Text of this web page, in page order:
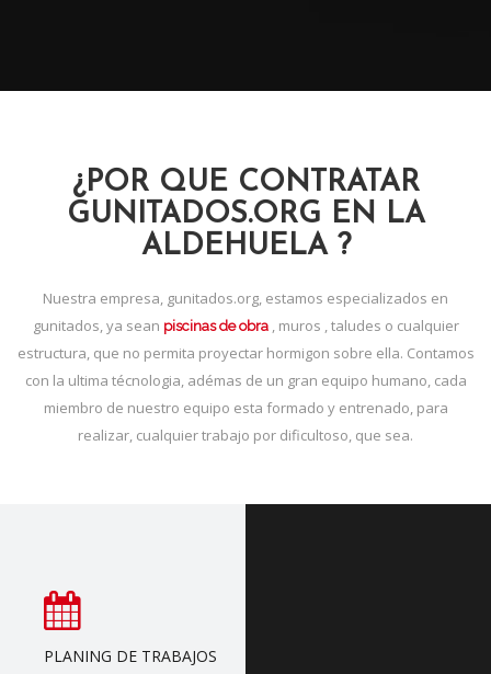
¿POR QUE CONTRATAR
GUNITADOS.ORG EN LA
ALDEHUELA ?
Nuestra empresa, gunitados.org, estamos especializados en
gunitados, ya sean piscinas de obra, muros , taludes o cualquier
estructura, que no permita proyectar hormigon sobre ella. Contamos
con la ultima técnologia, adémas de un gran equipo humano, cada
miembro de nuestro equipo esta formado y entrenado, para
realizar, cualquier trabajo por dificultoso, que sea.
PLANING DE TRABAJOS